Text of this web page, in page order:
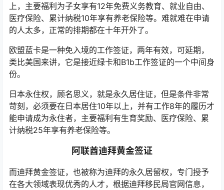
上，主要福利为子女享有12年免费义务教育、就业自由、
医疗保险、累计纳税10年享有养老保险等。难就难在申请
的人太多，正常的排期都在十年开外了。
欧盟蓝卡是一种免入境的工作签证，两年有效，可延期，
类比美国来讲，它是接近绿卡和B1b工作签证的一个中间身
份。
日本永住权，顾名思义，就是永久居住证，但是条件非常
苛刻，必须要在日本居住10年以上，并有工作8年的履历才
能申请成为永住者，主要福利有生育奖励、医疗保险、累
计纳税25年享有养老保险等。
阿联酋迪拜黄金签证
而迪拜黄金签证，也被称为迪拜的永久居留权，专门授予
在各大领域表现优秀的人才，根据迪拜移民局官网信息，